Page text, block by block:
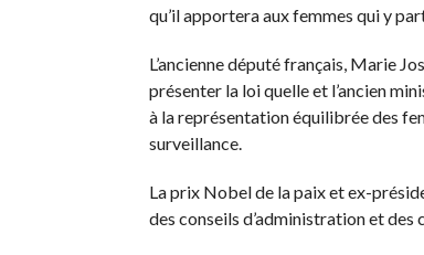
qu’il apportera aux femmes qui y
L’ancienne député français, Marie
présenter la loi quelle et l’ancien
à la représentation équilibrée des
surveillance.
La prix Nobel de la paix et ex-
des conseils d’administration et